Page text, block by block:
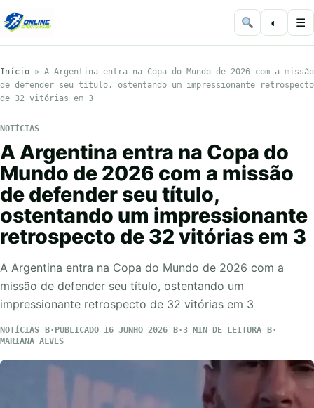
◐ ☰
Início » A Argentina entra na Copa do Mundo de 2026 com a missão
de defender seu título, ostentando um impressionante retrospecto
de 32 vitórias em 3
NOTÍCIAS
A Argentina entra na Copa do
Mundo de 2026 com a missão
de defender seu título,
ostentando um impressionante
retrospecto de 32 vitórias em 3
A Argentina entra na Copa do Mundo de 2026 com a
missão de defender seu título, ostentando um
impressionante retrospecto de 32 vitórias em 3
NOTÍCIAS PUBLICADO 16 JUNHO 2026
3 MIN DE LEITURA
MARIANA ALVES